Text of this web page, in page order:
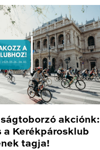
akciónk:
a Kerékpárosklub
tagja!